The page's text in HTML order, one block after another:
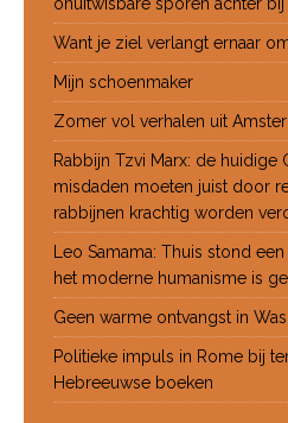
Want je ziel verlangt ernaar
Mijn schoenmaker
Zomer vol verhalen uit
Rabbijn Tzvi Marx: de huidige
misdaden moeten juist door
rabbijnen krachtig worden
Leo Samama: Thuis stond
het moderne humanisme is
Geen warme ontvangst in
Politieke impuls in Rome bij
Hebreeuwse boeken